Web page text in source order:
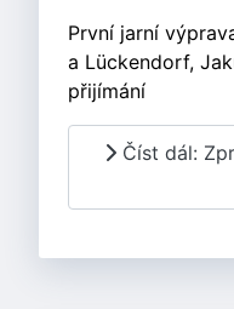
První jarní
a Lückendorf,
přijímání
Číst dál: